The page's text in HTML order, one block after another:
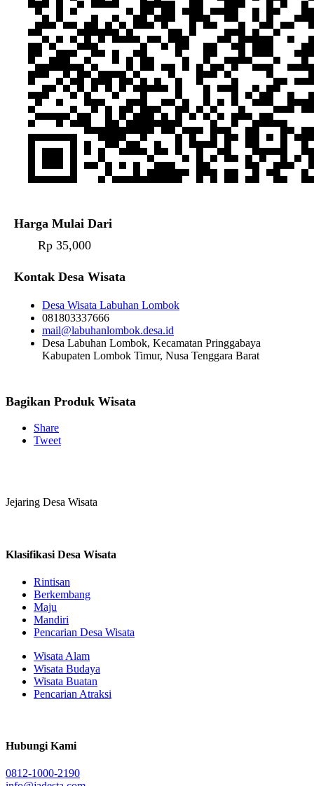
Harga Mulai Dari
Rp 35,000
Kontak Desa Wisata
Desa Wisata Labuhan Lombok
081803337666
mail@labuhanlombok.desa.id
Desa Labuhan Lombok, Kecamatan Pringgabaya
Kabupaten Lombok Timur, Nusa Tenggara Barat
Bagikan Produk Wisata
Share
Tweet
Jejaring Desa Wisata
Klasifikasi Desa Wisata
Rintisan
Berkembang
Maju
Mandiri
Pencarian Desa Wisata
Wisata Alam
Wisata Budaya
Wisata Buatan
Pencarian Atraksi
Hubungi Kami
0812-1000-2190